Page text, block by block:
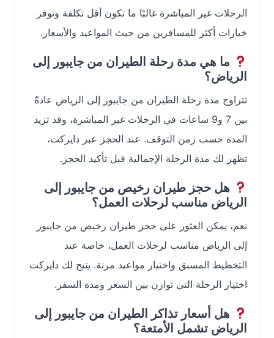
الرحلات غير المباشرة غالبًا ما تكون أقل تكلفة وتوفر
خيارات أكثر للمسافرين من حيث المواعيد والأسعار.
ما هي مدة رحلة الطيران من جايبور إلى
الرياض؟
تتراوح مدة رحلة الطيران من جايبور إلى الرياض عادةً
بين 7 و9 ساعات في الرحلات غير المباشرة، وقد تزيد
المدة حسب زمن التوقف. عند الحجز عبر دايركت،
تظهر لك مدة الرحلة الإجمالية قبل تأكيد الحجز.
هل حجز طيران رخيص من جايبور إلى
الرياض مناسب لرحلات العمل؟
نعم، يمكن العثور على حجز طيران رخيص من جايبور
إلى الرياض مناسب لرحلات العمل، خاصة عند
التخطيط المسبق واختيار مواعيد مرنة. يتيح لك دايركت
اختيار الرحلة التي توازن بين السعر ومدة السفر.
هل أسعار تذاكر الطيران من جايبور إلى
الرياض تشمل الأمتعة؟